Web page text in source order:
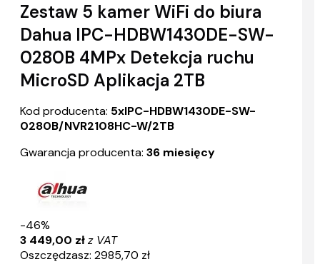
Zestaw 5 kamer WiFi do biura
Dahua IPC-HDBW1430DE-SW-
0280B 4MPx Detekcja ruchu
MicroSD Aplikacja 2TB
Kod producenta: 5xIPC-HDBW1430DE-SW-
0280B/NVR2108HC-W/2TB
Gwarancja producenta: 36 miesięcy
-46%
3 449,00 złz VAT
Oszczędzasz: 2985,70 zł